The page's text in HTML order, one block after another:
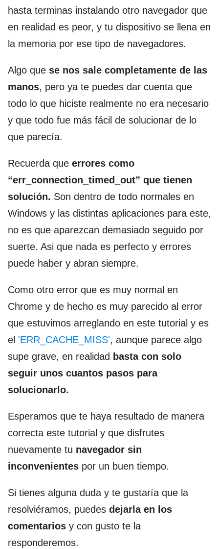
hasta terminas instalando otro navegador que
en realidad es peor, y tu dispositivo se llena en
la memoria por ese tipo de navegadores.
Algo que se nos sale completamente de las
manos, pero ya te puedes dar cuenta que
todo lo que hiciste realmente no era necesario
y que todo fue más fácil de solucionar de lo
que parecía.
Recuerda que errores como
“err_connection_timed_out” que tienen
solución. Son dentro de todo normales en
Windows y las distintas aplicaciones para este,
no es que aparezcan demasiado seguido por
suerte. Asi que nada es perfecto y errores
puede haber y abran siempre.
Como otro error que es muy normal en
Chrome y de hecho es muy parecido al error
que estuvimos arreglando en este tutorial y es
el 'ERR_CACHE_MISS', aunque parece algo
supe grave, en realidad basta con solo
seguir unos cuantos pasos para
solucionarlo.
Esperamos que te haya resultado de manera
correcta este tutorial y que disfrutes
nuevamente tu navegador sin
inconvenientes por un buen tiempo.
Si tienes alguna duda y te gustaría que la
resolviéramos, puedes dejarla en los
comentarios y con gusto te la
responderemos.